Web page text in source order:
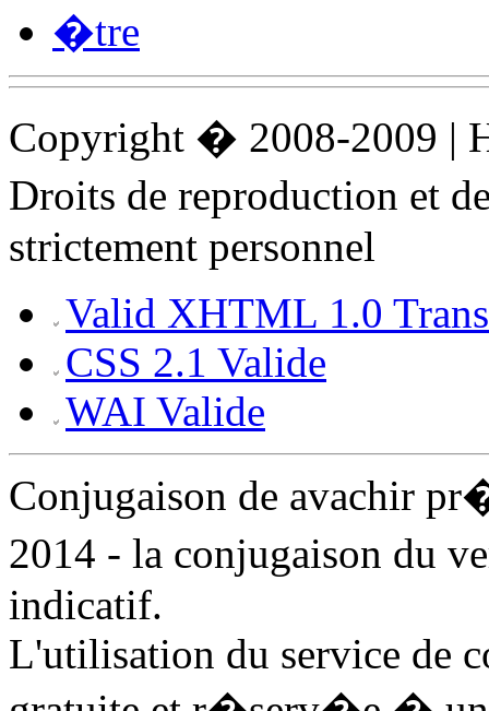
�tre
Copyright � 2008-2009 |
Droits de reproduction et
strictement personnel
Valid XHTML 1.0
CSS 2.1 Valide
WAI Valide
Conjugaison de avachir
2014 - la conjugaison du
indicatif.
L'utilisation du service de